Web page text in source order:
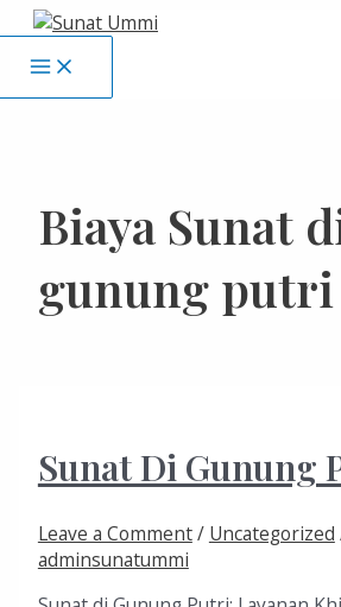
Biaya Sunat
gunung putri
Sunat Di Gunung
Leave a Comment/ Uncategorized
adminsunatummi